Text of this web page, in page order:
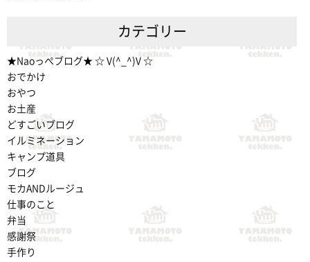
カテゴリー
★Naoっぺブログ★ ☆ V(^_^)V ☆
おでかけ
おやつ
お土産
どすごいブログ
イルミネーション
キャンプ道具
ブログ
モカANDルージュ
仕事のこと
弁当
感謝祭
手作り